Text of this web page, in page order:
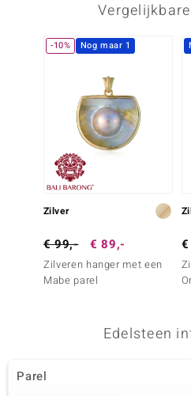
-10% Nog maar 1
Zilver
€ 99,- € 89,-
Zilveren hanger met een
Mabe parel
Edelsteen
Parel